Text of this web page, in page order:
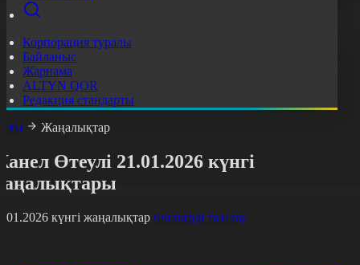
Корпорация туралы
Байланыс
Жарнама
ALTYN QOR
Редакция стандарты
Жаңалықтар
Өтеулі 21.01.2026 күнгі
күнгі жаңалықтар Фильтрді тазалау